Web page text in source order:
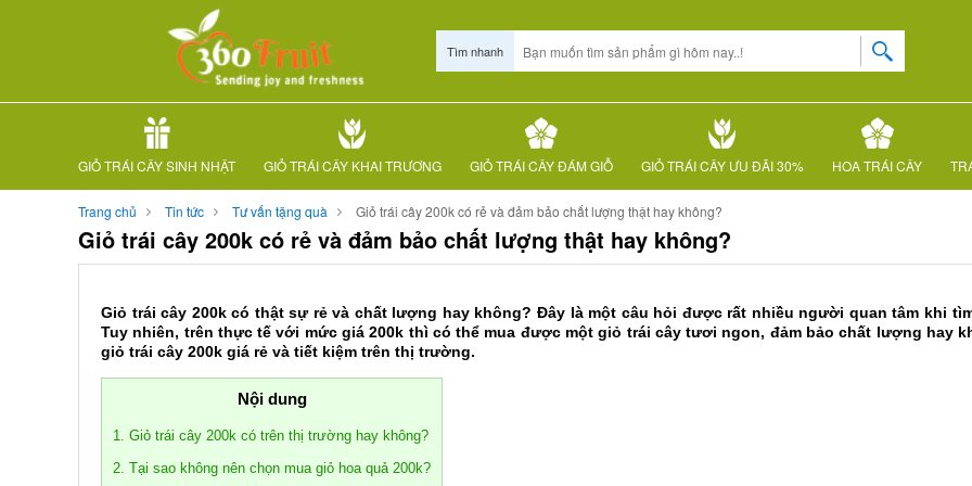
Tìm nhanh
GIỎ TRÁI CÂY SINH NHẬT GIỎ TRÁI CÂY KHAI TRƯƠNG GIỎ TRÁI CÂY ĐÁM GIỖ GIỎ TRÁI CÂY ƯU ĐÃI 30% HOA TRÁI CÂY
Trang chủ Tin tức Tư vấn tặng quà Giỏ trái cây 200k có rẻ và đảm bảo chất lượng thật hay không?
Giỏ trái cây 200k có rẻ và đảm bảo chất lượng thật hay không?
Giỏ trái cây 200k có thật sự rẻ và chất lượng hay không? Đây là một câu hỏi được rất nhiều người quan tâm khi
Tuy nhiên, trên thực tế với mức giá 200k thì có thể mua được một giỏ trái cây tươi ngon, đảm bảo chất lượng hay
giỏ trái cây 200k giá rẻ và tiết kiệm trên thị trường.
Nội dung
1. Giỏ trái cây 200k có trên thị trường hay không?
2. Tại sao không nên chọn mua giỏ hoa quả 200k?